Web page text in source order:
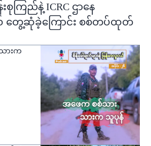
စုကြည်နဲ့ ICRC ဌာနေ
ေ့ဆုံခဲ့ကြောင်း စစ်တပ်ထုတ်
ားက